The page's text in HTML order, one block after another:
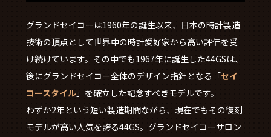
グランドセイコーは1960年の誕生以来、日本の時計製造
技術の頂点として世界中の時計愛好家から高い評価を受
け続けています。その中でも1967年に誕生した44GSは、
後にグランドセイコー全体のデザイン指針となる「セイ
コースタイル」を確立した記念すべきモデルです。
わずか2年という短い製造期間ながら、現在でもその復刻
モデルが高い人気を誇る44GS。グランドセイコーサロン